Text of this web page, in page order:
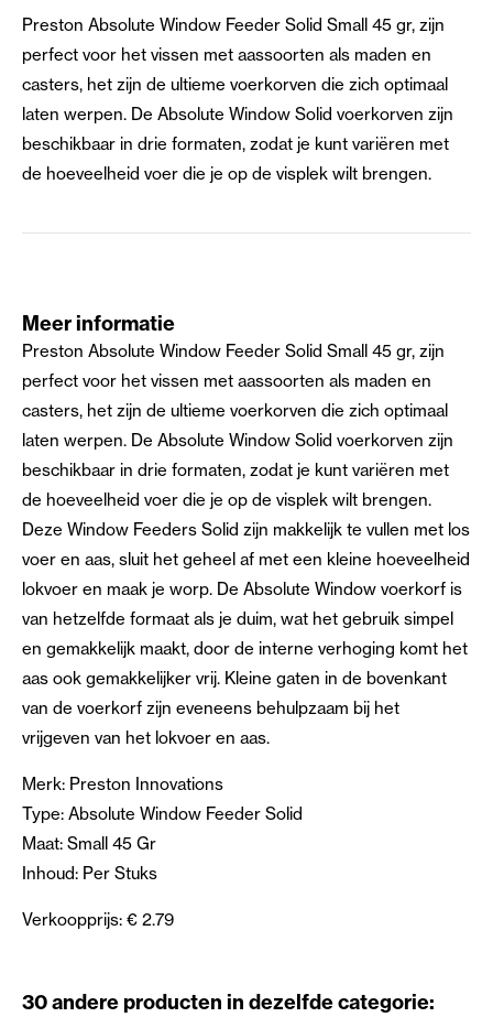
Preston Absolute Window Feeder Solid Small 45 gr, zijn
perfect voor het vissen met aassoorten als maden en
casters, het zijn de ultieme voerkorven die zich optimaal
laten werpen. De Absolute Window Solid voerkorven zijn
beschikbaar in drie formaten, zodat je kunt variëren met
de hoeveelheid voer die je op de visplek wilt brengen.
Meer informatie
Preston Absolute Window Feeder Solid Small 45 gr, zijn
perfect voor het vissen met aassoorten als maden en
casters, het zijn de ultieme voerkorven die zich optimaal
laten werpen. De Absolute Window Solid voerkorven zijn
beschikbaar in drie formaten, zodat je kunt variëren met
de hoeveelheid voer die je op de visplek wilt brengen.
Deze Window Feeders Solid zijn makkelijk te vullen met los
voer en aas, sluit het geheel af met een kleine hoeveelheid
lokvoer en maak je worp. De Absolute Window voerkorf is
van hetzelfde formaat als je duim, wat het gebruik simpel
en gemakkelijk maakt, door de interne verhoging komt het
aas ook gemakkelijker vrij. Kleine gaten in de bovenkant
van de voerkorf zijn eveneens behulpzaam bij het
vrijgeven van het lokvoer en aas.
Merk: Preston Innovations
Type: Absolute Window Feeder Solid
Maat: Small 45 Gr
Inhoud: Per Stuks
Verkoopprijs: € 2.79
30 andere producten in dezelfde categorie: